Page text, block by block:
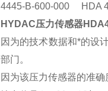
4445-B-600-000 HDA
HYDAC压力传感器
因为的技术数据和*的设
部门。
因为该压力传感器的准